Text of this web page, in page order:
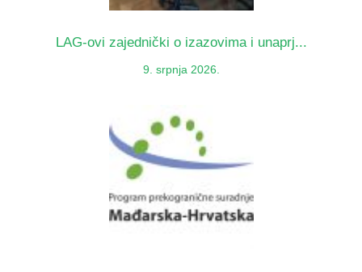
LAG-ovi zajednički o izazovima i unaprj...
9. srpnja 2026.